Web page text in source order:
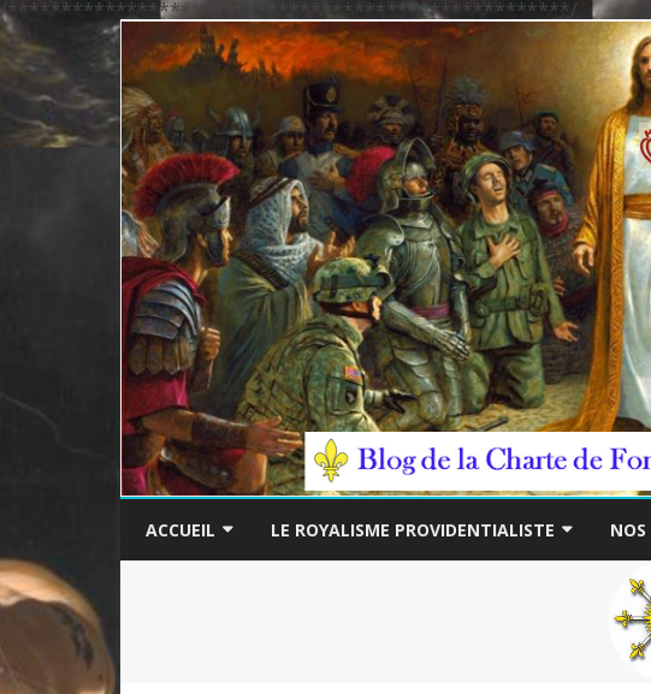
/****************************************************/
ACCUEIL LE ROYALISME PROVIDENTIALISTE NOS